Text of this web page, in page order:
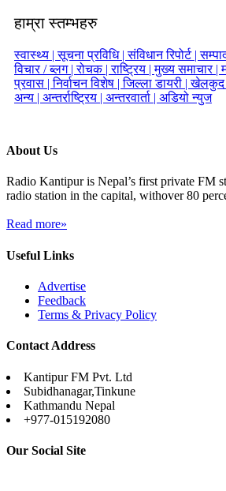
हाम्रा स्तम्भहरु
स्वास्थ्य |सूचना प्रविधि |संविधान रिपोर्ट |
विचार / ब्लग |रोचक |राष्ट्रिय |मुख्य समाचार |
प्रवास |निर्वाचन विशेष |जिल्ला डायरी |
अन्य | अन्तर्राष्ट्रिय | अन्तरवार्ता | अडियो न्युज
About Us
Radio Kantipur is Nepal’s first private FM
radio station in the capital, withover 80
Read more»
Useful Links
Advertise
Feedback
Terms & Privacy Policy
Contact Address
Kantipur FM Pvt. Ltd
Subidhanagar,Tinkune
Kathmandu Nepal
+977-015192080
Our Social Site